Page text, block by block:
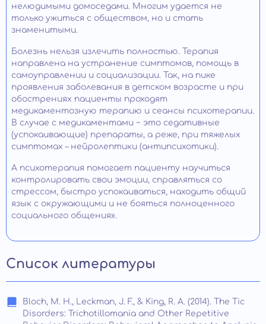
нелюдимыми домоседами. Многим удается не
только ужиться с обществом, но и стать
знаменитыми.
Болезнь нельзя излечить полностью. Терапия
направлена на устранение симптомов, помощь в
самоуправлении и социализации. Так, на пике
проявления заболевания в детском возрасте и при
обострениях пациенты проходят
медикаментозную терапию и сеансы психотерапии.
В случае с медикаментами − это седативные
(успокаивающие) препараты, а реже, при тяжелых
симптомах – нейролептики (антипсихотики).
А психотерапия помогает пациенту научиться
контролировать свои эмоции, справляться со
стрессом, быстро успокаиваться, находить общий
язык с окружающими и не бояться полноценного
социального общения».
Список литературы
Bloch, M. H., Leckman, J. F., & King, R. A. (2014). The Tic
Disorders: Trichotillomania and Other Repetitive